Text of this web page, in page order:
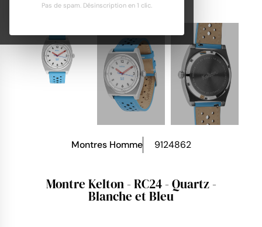
Pas de spam. Désinscription en 1 clic.
Montres Homme 9124862
Montre Kelton - RC24 - Quartz -
Blanche et Bleu